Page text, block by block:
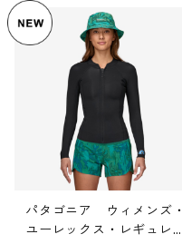
Patagonia M's Yulex Regu
lator Lite FZ S/S Full Suit
日本正規品 シーガル
パタゴニア ウィメンズ・
ユーレックス・レギュレー